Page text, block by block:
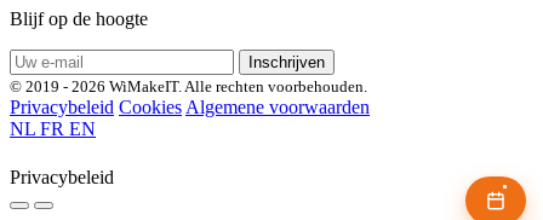
Blijf op de hoogte
Inschrijven
© 2019 - 2026 WiMakeIT. Alle rechten voorbehouden.
Privacybeleid Cookies Algemene voorwaarden
NL FR EN
Privacybeleid